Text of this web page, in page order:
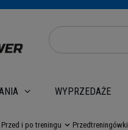
WYPRZEDAŻE
Przed i po treningu Przedtreningówki